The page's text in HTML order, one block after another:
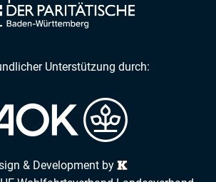
Unterstützung durch:
& Development by